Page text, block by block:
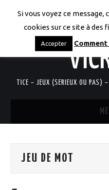
LES
TICE – JEUX (SERIEUX OU PAS)
QUI SUIS-JE?
JEU DE MOT
Si vous voyez ce message,
cookies sur ce site à des
Accepter